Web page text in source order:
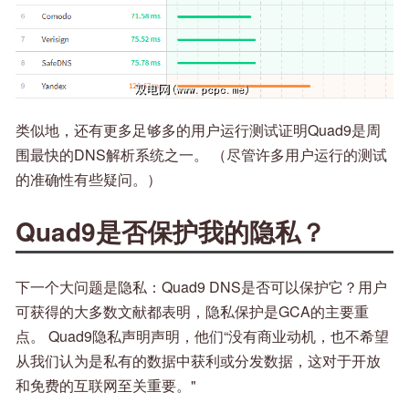
类似地，还有更多足够多的用户运行测试证明Quad9是周
围最快的DNS解析系统之一。 （尽管许多用户运行的测试
的准确性有些疑问。）
Quad9是否保护我的隐私？
下一个大问题是隐私：Quad9 DNS是否可以保护它？用户
可获得的大多数文献都表明，隐私保护是GCA的主要重
点。 Quad9隐私声明声明，他们“没有商业动机，也不希望
从我们认为是私有的数据中获利或分发数据，这对于开放
和免费的互联网至关重要。"